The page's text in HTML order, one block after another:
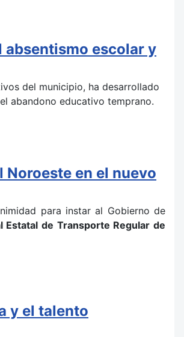
absentismo escolar y
del municipio, ha desarrollado
abandono educativo temprano.
Noroeste en el nuevo
para instar al Gobierno de
de Transporte Regular de
y el talento